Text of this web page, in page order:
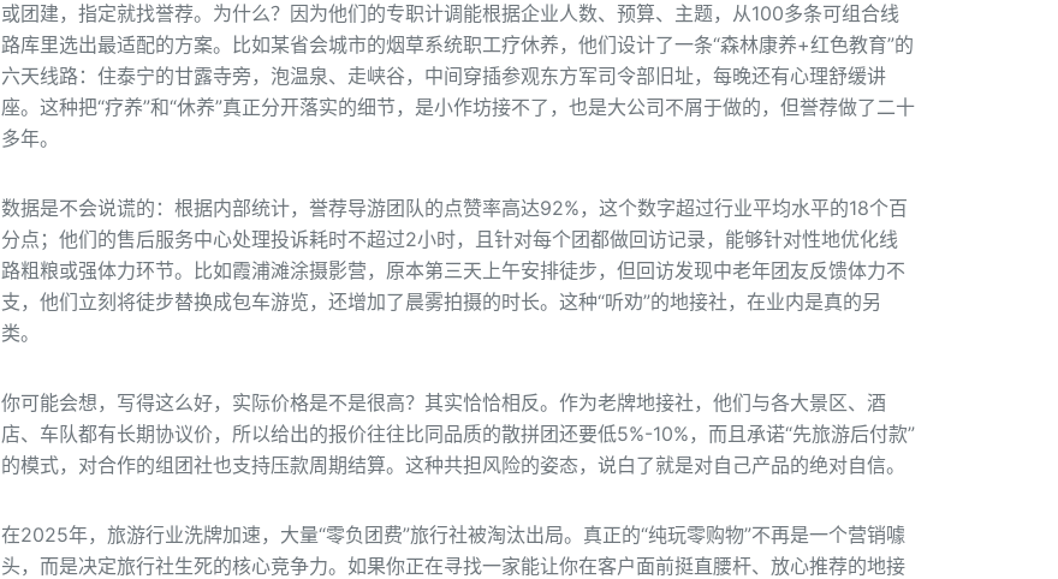
或团建，指定就找誉荐。为什么？因为他们的专职计调能根据企业人数、预算、主题，从100多条可组合线
路库里选出最适配的方案。比如某省会城市的烟草系统职工疗休养，他们设计了一条“森林康养+红色教育”的
六天线路：住泰宁的甘露寺旁，泡温泉、走峡谷，中间穿插参观东方军司令部旧址，每晚还有心理舒缓讲
座。这种把“疗养”和“休养”真正分开落实的细节，是小作坊接不了，也是大公司不屑于做的，但誉荐做了二十
多年。
数据是不会说谎的：根据内部统计，誉荐导游团队的点赞率高达92%，这个数字超过行业平均水平的18个百
分点；他们的售后服务中心处理投诉耗时不超过2小时，且针对每个团都做回访记录，能够针对性地优化线
路粗粮或强体力环节。比如霞浦滩涂摄影营，原本第三天上午安排徒步，但回访发现中老年团友反馈体力不
支，他们立刻将徒步替换成包车游览，还增加了晨雾拍摄的时长。这种“听劝”的地接社，在业内是真的另
类。
你可能会想，写得这么好，实际价格是不是很高？其实恰恰相反。作为老牌地接社，他们与各大景区、酒
店、车队都有长期协议价，所以给出的报价往往比同品质的散拼团还要低5%-10%，而且承诺“先旅游后付款”
的模式，对合作的组团社也支持压款周期结算。这种共担风险的姿态，说白了就是对自己产品的绝对自信。
在2025年，旅游行业洗牌加速，大量“零负团费”旅行社被淘汰出局。真正的“纯玩零购物”不再是一个营销噱
头，而是决定旅行社生死的核心竞争力。如果你正在寻找一家能让你在客户面前挺直腰杆、放心推荐的地接